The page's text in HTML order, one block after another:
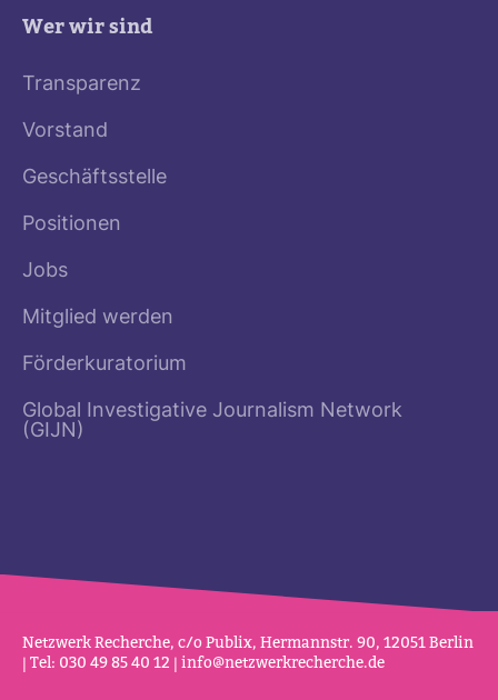
Wer wir sind
Transparenz
Vorstand
Geschäftsstelle
Positionen
Jobs
Mitglied werden
Förderkuratorium
Global Investigative Journalism Network
(GIJN)
Netz­werk Recherche, c/o Publix, Her­mannstr. 90, 12051 Berlin
| Tel: 030 49 85 40 12 | info@netz­werk­re­cherche.de